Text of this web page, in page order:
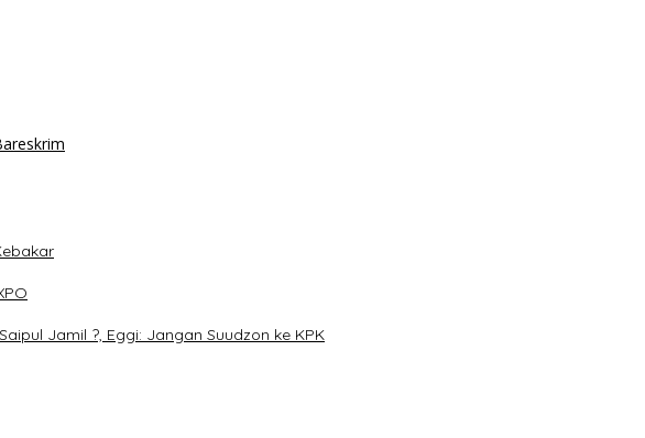
Jamil ?, Eggi: Jangan Suudzon ke KPK